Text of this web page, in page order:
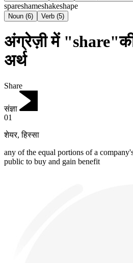
spareshameshakeshape
Noun (6) Verb (5)
अंग्रेज़ी में "share"की
अर्थ
Share
संज्ञा
01
शेयर,हिस्सा
any of the equal portions of a
public to buy and gain benefit